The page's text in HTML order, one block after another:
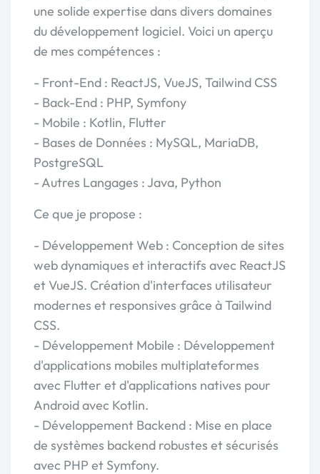
une solide expertise dans divers domaines
du développement logiciel. Voici un aperçu
de mes compétences :
- Front-End : ReactJS, VueJS, Tailwind CSS
- Back-End : PHP, Symfony
- Mobile : Kotlin, Flutter
- Bases de Données : MySQL, MariaDB,
PostgreSQL
- Autres Langages : Java, Python
Ce que je propose :
- Développement Web : Conception de sites
web dynamiques et interactifs avec ReactJS
et VueJS. Création d'interfaces utilisateur
modernes et responsives grâce à Tailwind
CSS.
- Développement Mobile : Développement
d'applications mobiles multiplateformes
avec Flutter et d'applications natives pour
Android avec Kotlin.
- Développement Backend : Mise en place
de systèmes backend robustes et sécurisés
avec PHP et Symfony.